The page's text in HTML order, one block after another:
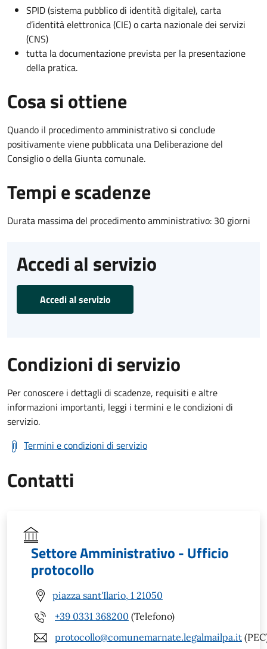
SPID (sistema pubblico di identità digitale), carta
d’identità elettronica (CIE) o carta nazionale dei servizi
(CNS)
tutta la documentazione prevista per la presentazione
della pratica.
Cosa si ottiene
Quando il procedimento amministrativo si conclude
positivamente viene pubblicata una Deliberazione del
Consiglio o della Giunta comunale.
Tempi e scadenze
Durata massima del procedimento amministrativo: 30 giorni
Accedi al servizio
Accedi al servizio
Condizioni di servizio
Per conoscere i dettagli di scadenze, requisiti e altre
informazioni importanti, leggi i termini e le condizioni di
servizio.
Termini e condizioni di servizio
Contatti
Settore Amministrativo - Ufficio
protocollo
piazza sant'Ilario, 1 21050
+39 0331 368200 (Telefono)
protocollo@comunemarnate.legalmailpa.it